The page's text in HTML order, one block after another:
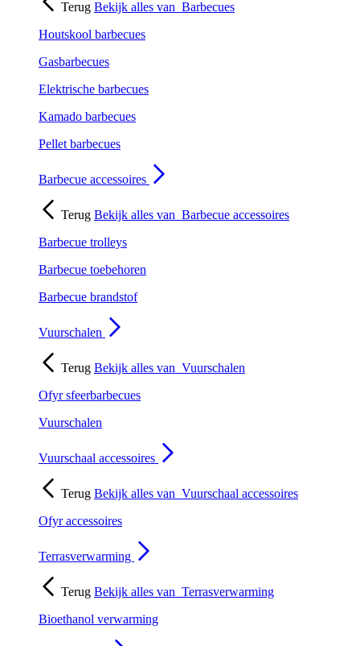
Terug Bekijk alles van Barbecues
Houtskool barbecues
Gasbarbecues
Elektrische barbecues
Kamado barbecues
Pellet barbecues
Barbecue accessoires
Terug Bekijk alles van Barbecue accessoires
Barbecue trolleys
Barbecue toebehoren
Barbecue brandstof
Vuurschalen
Terug Bekijk alles van Vuurschalen
Ofyr sfeerbarbecues
Vuurschalen
Vuurschaal accessoires
Terug Bekijk alles van Vuurschaal accessoires
Ofyr accessoires
Terrasverwarming
Terug Bekijk alles van Terrasverwarming
Bioethanol verwarming